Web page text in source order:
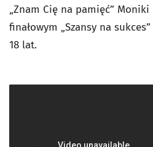
„Znam Cię na pamięć”
finałowym „Szansy na
18 lat.